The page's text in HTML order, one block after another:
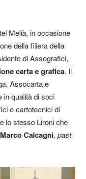
Melià, in occasione
della filiera della
di Assografici,
carta e grafica. Il
Assocarta e
in qualità di soci
e cartotecnici di
lo stesso Lironi che
Marco Calcagni, past